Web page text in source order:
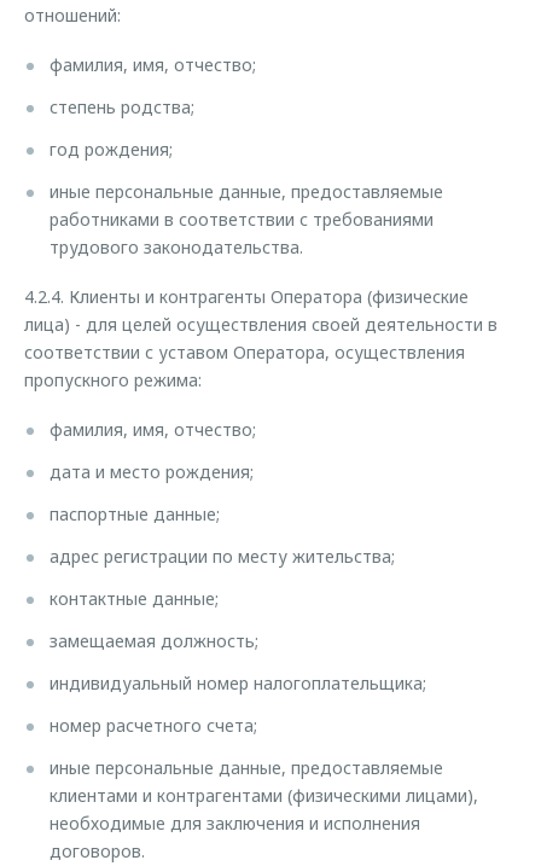
отношений:
фамилия, имя, отчество;
степень родства;
год рождения;
иные персональные данные, предоставляемые
работниками в соответствии с требованиями
трудового законодательства.
4.2.4. Клиенты и контрагенты Оператора (физические
лица) - для целей осуществления своей деятельности в
соответствии с уставом Оператора, осуществления
пропускного режима:
фамилия, имя, отчество;
дата и место рождения;
паспортные данные;
адрес регистрации по месту жительства;
контактные данные;
замещаемая должность;
индивидуальный номер налогоплательщика;
номер расчетного счета;
иные персональные данные, предоставляемые
клиентами и контрагентами (физическими лицами),
необходимые для заключения и исполнения
договоров.